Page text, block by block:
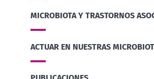
MICROBIOTA Y TRASTORNOS
ACTUAR EN NUESTRAS